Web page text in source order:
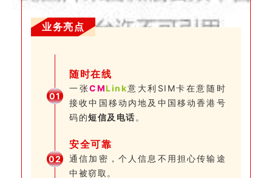
业务亮点
01
随时在线
一张CMLink意大利SIM卡在意随时
接收中国移动内地及中国移动香港号
码的短信及电话 。
02
安全可靠
通信加密，个人信息不用担心传输途
中被窃取。